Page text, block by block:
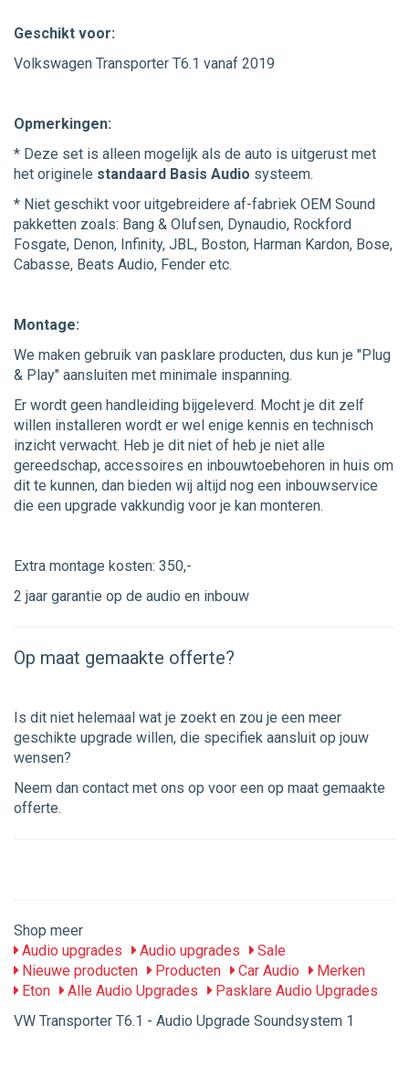
Geschikt voor:
Volkswagen Transporter T6.1 vanaf 2019
Opmerkingen:
* Deze set is alleen mogelijk als de auto is uitgerust met
het originele standaard Basis Audio systeem.
* Niet geschikt voor uitgebreidere af-fabriek OEM Sound
pakketten zoals: Bang & Olufsen, Dynaudio, Rockford
Fosgate, Denon, Infinity, JBL, Boston, Harman Kardon, Bose,
Cabasse, Beats Audio, Fender etc.
Montage:
We maken gebruik van pasklare producten, dus kun je "Plug
& Play" aansluiten met minimale inspanning.
Er wordt geen handleiding bijgeleverd. Mocht je dit zelf
willen installeren wordt er wel enige kennis en technisch
inzicht verwacht. Heb je dit niet of heb je niet alle
gereedschap, accessoires en inbouwtoebehoren in huis om
dit te kunnen, dan bieden wij altijd nog een inbouwservice
die een upgrade vakkundig voor je kan monteren.
Extra montage kosten: 350,-
2 jaar garantie op de audio en inbouw
Op maat gemaakte offerte?
Is dit niet helemaal wat je zoekt en zou je een meer
geschikte upgrade willen, die specifiek aansluit op jouw
wensen?
Neem dan contact met ons op voor een op maat gemaakte
offerte.
Shop meer
Audio upgrades
Audio upgrades
Sale
Nieuwe producten
Producten Car Audio
Merken
Eton
Alle Audio Upgrades
Pasklare Audio Upgrades
VW Transporter T6.1 - Audio Upgrade Soundsystem 1